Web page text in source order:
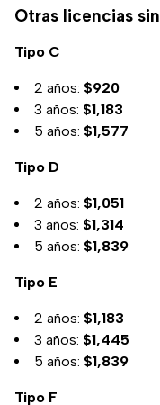
Otras licencias
Tipo C
2 años: $920
3 años: $1,183
5 años: $1,577
Tipo D
2 años: $1,051
3 años: $1,314
5 años: $1,839
Tipo E
2 años: $1,183
3 años: $1,445
5 años: $1,839
Tipo F